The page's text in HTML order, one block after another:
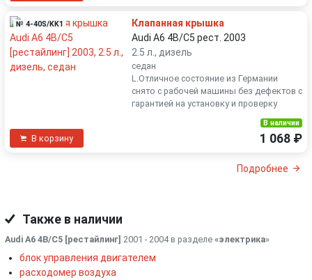
№ 4-40S/KK1
Клапанная крышка
Audi A6 4B/C5 рест. 2003
2.5 л., дизель
седан
L.Отличное состояние из Германии
снято с рабочей машины без дефектов с
гарантией на установку и проверку
В корзину
В наличии
1 068 ₽
Подробнее
Также в наличии
Audi A6 4B/C5 [рестайлинг] 2001 - 2004 в разделе «электрика»
блок управления двигателем
расходомер воздуха